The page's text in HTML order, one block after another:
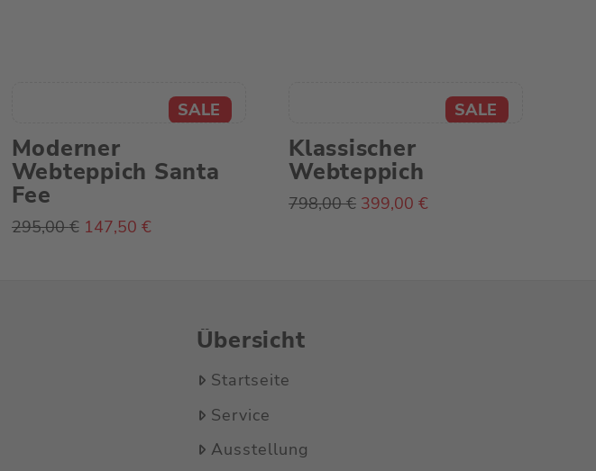
Moderner
Webteppich Santa
Fee
295,00€ Ursprünglicher
147,50 €Aktueller
Klassischer
Webteppich
798,00€ Ursprünglicher
399,00€Aktueller
Übersicht
Startseite
Service
Ausstellung